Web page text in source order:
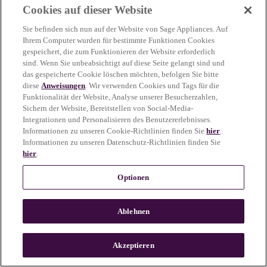
more information)
n
Cookies auf dieser Website
Sie befinden sich nun auf der Website von Sage Appliances. Auf
Ihrem Computer wurden für bestimmte Funktionen Cookies
gespeichert, die zum Funktionieren der Website erforderlich
sind. Wenn Sie unbeabsichtigt auf diese Seite gelangt sind und
das gespeicherte Cookie löschen möchten, befolgen Sie bitte
dieseAnweisungen. Wir verwenden Cookies und Tags für die
Funktionalität der Website, Analyse unserer Besucherzahlen,
Sichern der Website, Bereitstellen von Social-Media-
Integrationen und Personalisieren des Benutzererlebnisses.
Informationen zu unseren Cookie-Richtlinien finden Siehier.
Informationen zu unseren Datenschutz-Richtlinien finden Sie
hier.
Optionen
Ablehnen
Akzeptieren